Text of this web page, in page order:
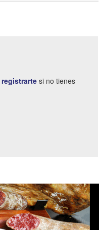
registrarte si no tienes